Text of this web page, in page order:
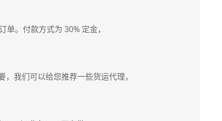
。付款方式为 30% 定金，
我们可以给您推荐一些货运代理，